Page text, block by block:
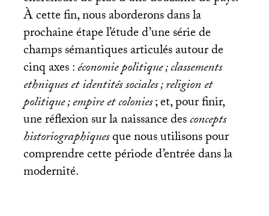
À cette fin, nous aborderons dans la
prochaine étape l’étude d’une série de
champs sémantiques articulés autour de
cinq axes :économie politique; classements
ethniques et identités sociales; religion et
politique; empire et colonies; et, pour finir,
une réflexion sur la naissance desconcepts
historiographiquesque nous utilisons pour
comprendre cette période d’entrée dans la
modernité.